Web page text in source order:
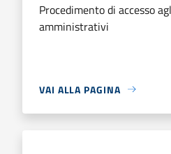
Procedimento di accesso
amministrativi
VAI ALLA PAGINA